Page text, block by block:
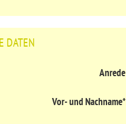
DATEN
Anrede
Vor- und Nachname*